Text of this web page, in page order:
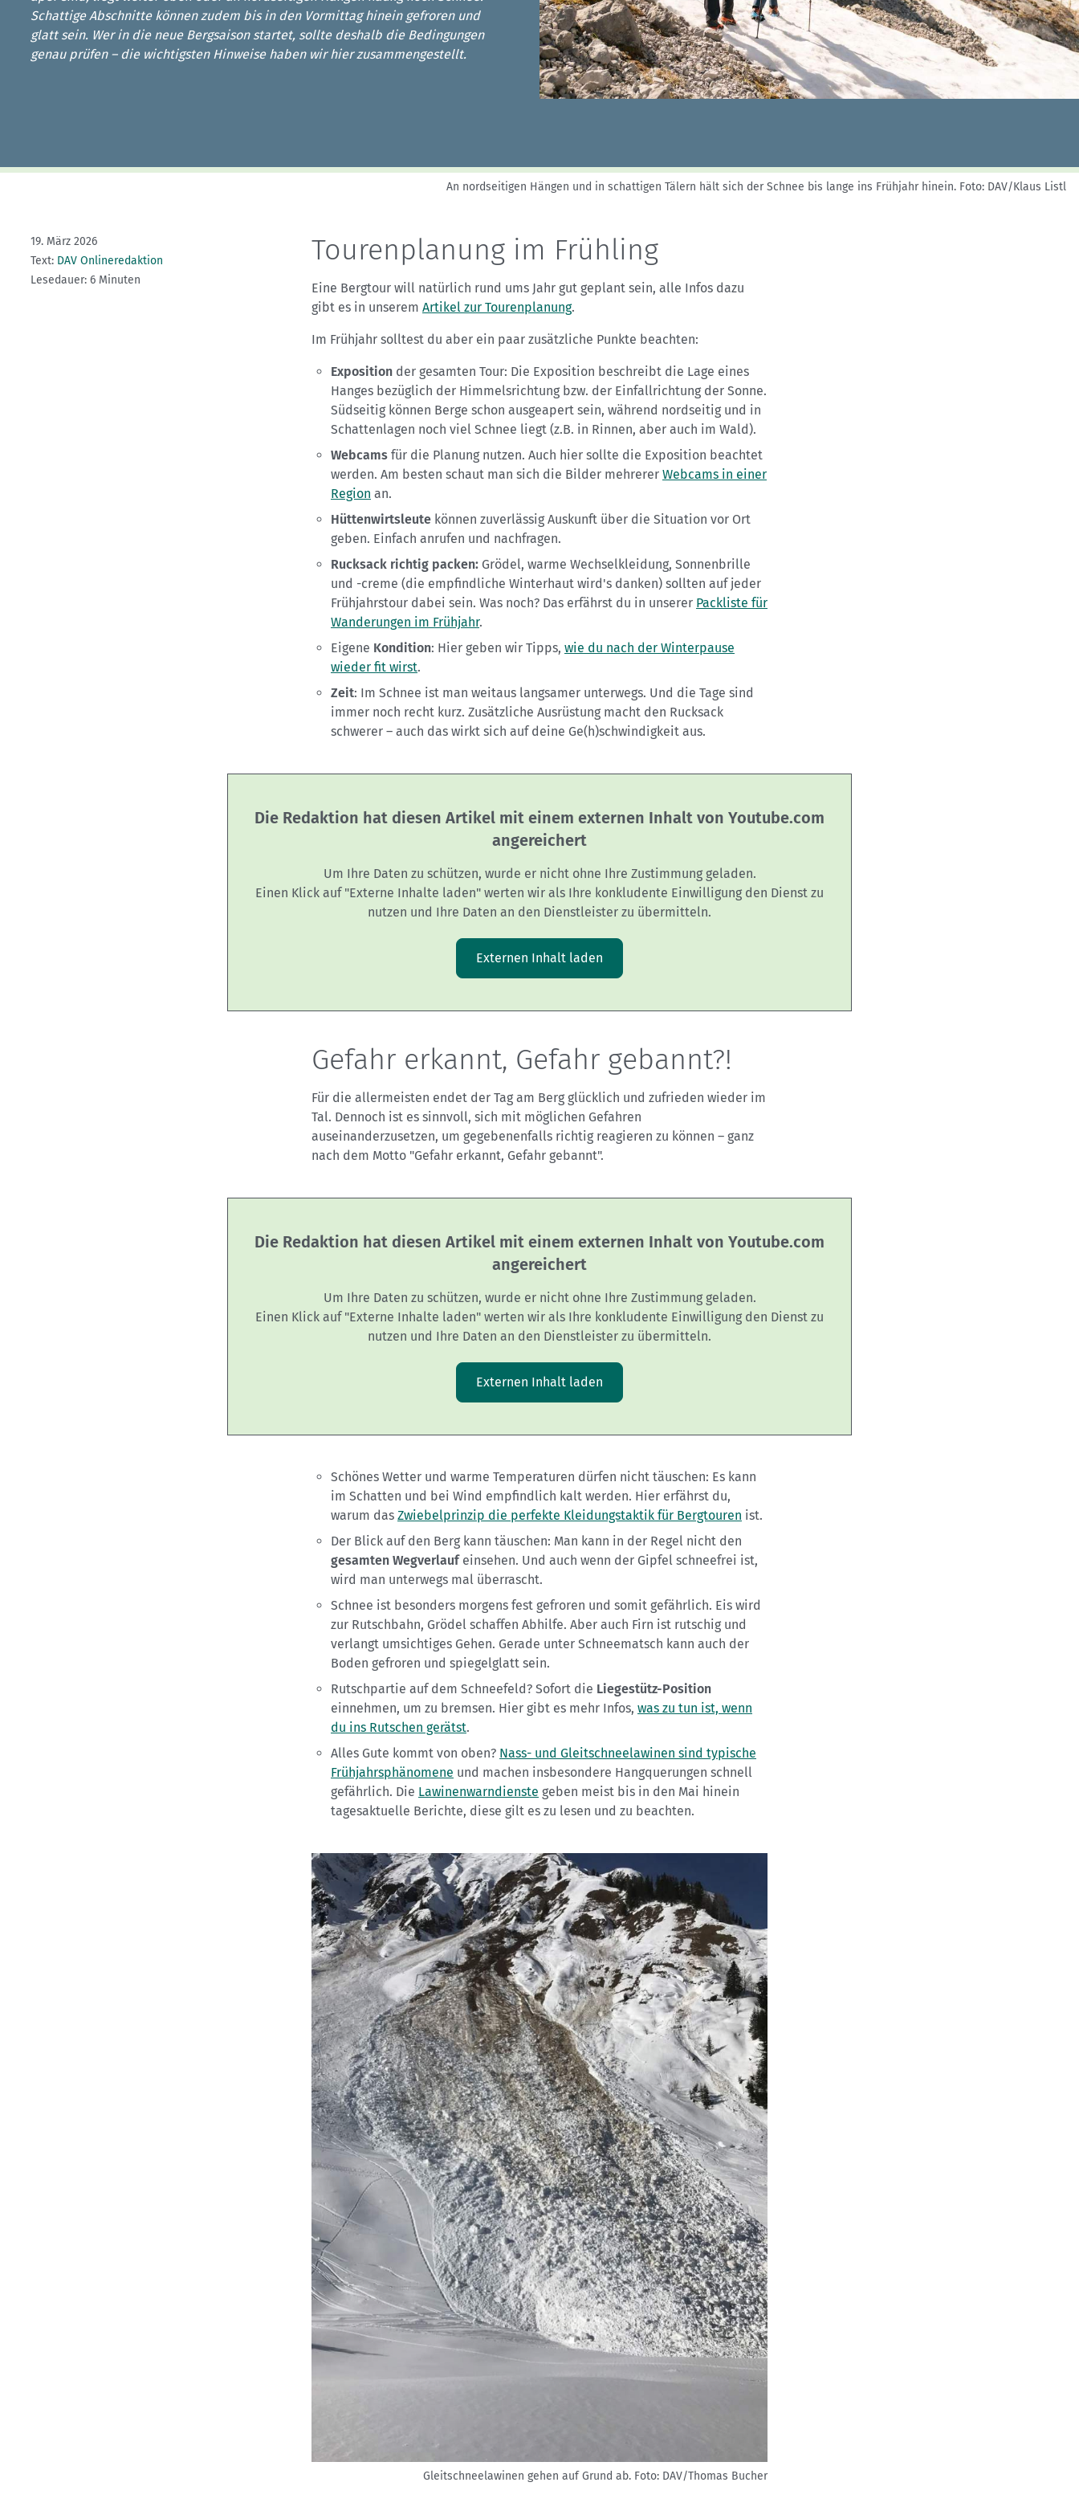
Wandern und Bergsteigen
Wettkampfklettern
Schattige Abschnitte können zudem bis in den Vormittag hinein gefroren und
glatt sein. Wer in die neue Bergsaison startet, sollte deshalb die Bedingungen
genau prüfen – die wichtigsten Hinweise haben wir hier zusammengestellt.
An nordseitigen Hängen und in schattigen Tälern hält sich der Schnee bis lange ins Frühjahr hinein. Foto: DAV/Klaus Listl
19. März 2026
Text: DAV Onlineredaktion
Lesedauer: 6 Minuten
Tourenplanung im Frühling
Eine Bergtour will natürlich rund ums Jahr gut geplant sein, alle Infos dazu
gibt es in unserem Artikel zur Tourenplanung.
Im Frühjahr solltest du aber ein paar zusätzliche Punkte beachten:
Exposition der gesamten Tour: Die Exposition beschreibt die Lage eines
Hanges bezüglich der Himmelsrichtung bzw. der Einfallrichtung der Sonne.
Südseitig können Berge schon ausgeapert sein, während nordseitig und in
Schattenlagen noch viel Schnee liegt (z.B. in Rinnen, aber auch im Wald).
Webcams für die Planung nutzen. Auch hier sollte die Exposition beachtet
werden. Am besten schaut man sich die Bilder mehrerer Webcams in einer
Region an.
Hüttenwirtsleute können zuverlässig Auskunft über die Situation vor Ort
geben. Einfach anrufen und nachfragen.
Rucksack richtig packen: Grödel, warme Wechselkleidung, Sonnenbrille
und -creme (die empfindliche Winterhaut wird's danken) sollten auf jeder
Frühjahrstour dabei sein. Was noch? Das erfährst du in unserer Packliste für
Wanderungen im Frühjahr.
Eigene Kondition: Hier geben wir Tipps, wie du nach der Winterpause
wieder fit wirst.
Zeit: Im Schnee ist man weitaus langsamer unterwegs. Und die Tage sind
immer noch recht kurz. Zusätzliche Ausrüstung macht den Rucksack
schwerer – auch das wirkt sich auf deine Ge(h)schwindigkeit aus.
Die Redaktion hat diesen Artikel mit einem externen Inhalt von Youtube.com
angereichert
Um Ihre Daten zu schützen, wurde er nicht ohne Ihre Zustimmung geladen.
Einen Klick auf "Externe Inhalte laden" werten wir als Ihre konkludente Einwilligung den Dienst zu
nutzen und Ihre Daten an den Dienstleister zu übermitteln.
Externen Inhalt laden
Gefahr erkannt, Gefahr gebannt?!
Für die allermeisten endet der Tag am Berg glücklich und zufrieden wieder im
Tal. Dennoch ist es sinnvoll, sich mit möglichen Gefahren
auseinanderzusetzen, um gegebenenfalls richtig reagieren zu können – ganz
nach dem Motto "Gefahr erkannt, Gefahr gebannt".
Die Redaktion hat diesen Artikel mit einem externen Inhalt von Youtube.com
angereichert
Um Ihre Daten zu schützen, wurde er nicht ohne Ihre Zustimmung geladen.
Einen Klick auf "Externe Inhalte laden" werten wir als Ihre konkludente Einwilligung den Dienst zu
nutzen und Ihre Daten an den Dienstleister zu übermitteln.
Externen Inhalt laden
Schönes Wetter und warme Temperaturen dürfen nicht täuschen: Es kann
im Schatten und bei Wind empfindlich kalt werden. Hier erfährst du,
warum das Zwiebelprinzip die perfekte Kleidungstaktik für Bergtouren ist.
Der Blick auf den Berg kann täuschen: Man kann in der Regel nicht den
gesamten Wegverlaufeinsehen. Und auch wenn der Gipfel schneefrei ist,
wird man unterwegs mal überrascht.
Schnee ist besonders morgens fest gefroren und somit gefährlich. Eis wird
zur Rutschbahn, Grödel schaffen Abhilfe. Aber auch Firn ist rutschig und
verlangt umsichtiges Gehen. Gerade unter Schneematsch kann auch der
Boden gefroren und spiegelglatt sein.
Rutschpartie auf dem Schneefeld? Sofort die Liegestütz-Position
einnehmen, um zu bremsen. Hier gibt es mehr Infos, was zu tun ist, wenn
du ins Rutschen gerätst.
Alles Gute kommt von oben? Nass- und Gleitschneelawinen sind typische
Frühjahrsphänomene und machen insbesondere Hangquerungen schnell
gefährlich. Die Lawinenwarndienste geben meist bis in den Mai hinein
tagesaktuelle Berichte, diese gilt es zu lesen und zu beachten.
Gleitschneelawinen gehen auf Grund ab. Foto: DAV/Thomas Bucher